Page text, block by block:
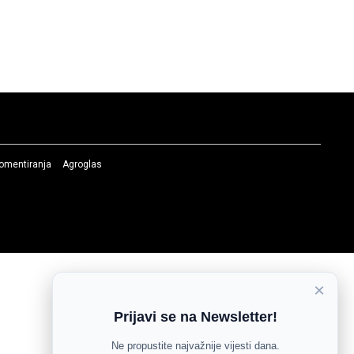
Agroglas
×
Prijavi se na Newsletter!
Ne propustite najvažnije vijesti dana.